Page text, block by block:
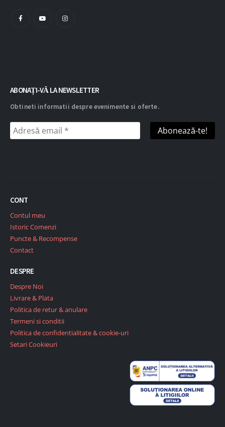
ABONAȚI-VĂ LA NEWSLETTER
Obtineti informatii despre evenimente si oferte.
CONT
Contul meu
Istoric Comenzi
Puncte & Recompense
Contact
DESPRE
Despre Noi
Livrare & Plata
Politica de retur & anulare
Termeni si conditii
Politica de confidentialitate & cookie-uri
Setari Cookieuri